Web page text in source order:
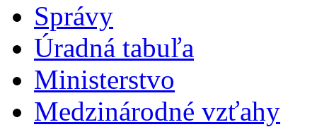
Správy
Úradná tabuľa
Ministerstvo
Medzinárodné vzťahy